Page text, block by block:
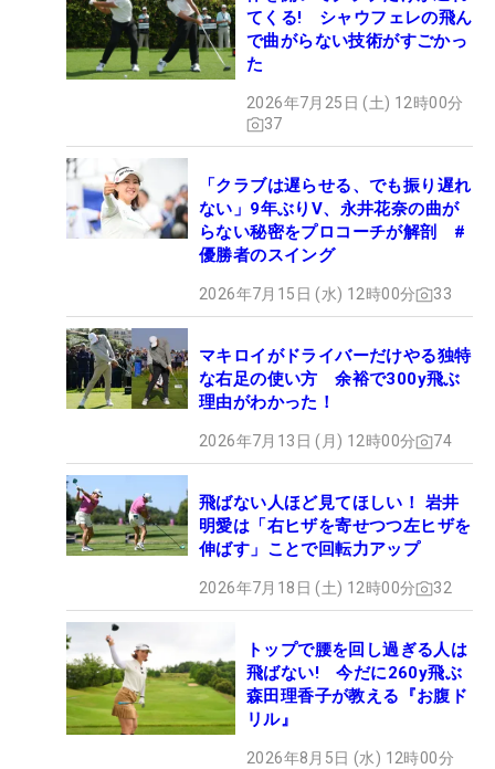
てくる! シャウフェレの飛ん
で曲がらない技術がすごかっ
た
2026年7月25日 (土) 12時00分
37
「クラブは遅らせる、でも振り遅れ
ない」9年ぶりV、永井花奈の曲が
らない秘密をプロコーチが解剖 #
優勝者のスイング
2026年7月15日 (水) 12時00分 33
マキロイがドライバーだけやる独特
な右足の使い方 余裕で300y飛ぶ
理由がわかった！
2026年7月13日 (月) 12時00分 74
飛ばない人ほど見てほしい！ 岩井
明愛は「右ヒザを寄せつつ左ヒザを
伸ばす」ことで回転力アップ
2026年7月18日 (土) 12時00分 32
トップで腰を回し過ぎる人は
飛ばない! 今だに260y飛ぶ
森田理香子が教える『お腹ド
リル』
2026年8月5日 (水) 12時00分